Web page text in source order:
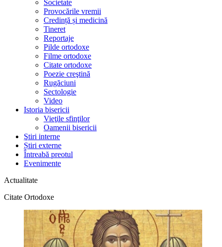
Societate
Provocările vremii
Credință și medicină
Tineret
Reportaje
Pilde ortodoxe
Filme ortodoxe
Citate ortodoxe
Poezie creştină
Rugăciuni
Sectologie
Video
Istoria bisericii
Vieţile sfinţilor
Oamenii bisericii
Ştiri interne
Știri externe
Întreabă preotul
Evenimente
Actualitate
Citate Ortodoxe